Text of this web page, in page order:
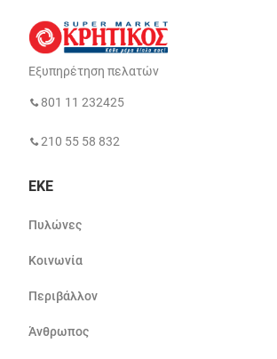
Εξυπηρέτηση πελατών
801 11 232425
210 55 58 832
ΕΚΕ
Πυλώνες
Κοινωνία
Περιβάλλον
Άνθρωπος